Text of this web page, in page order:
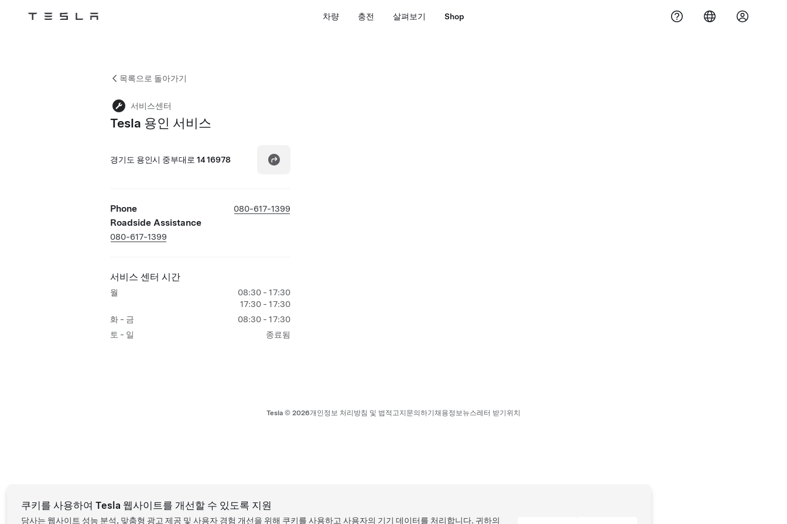
Tesla 차량 충전 살펴보기 Shop
목록으로 돌아가기
서비스센터
Tesla 용인 서비스
경기도 용인시 중부대로 14 16978
Phone 080-617-1399
Roadside Assistance
080-617-1399
서비스 센터 시간
월
08:30 - 17:30
17:30 - 17:30
화 - 금
08:30 - 17:30
토 - 일
종료됨
Tesla © 2026개인정보 처리방침 및 법적고지 문의하기 채용정보뉴스레터 받기 위치
쿠키를 사용하여 Tesla 웹사이트를 개선할 수 있도록 지원
당사는 웹사이트 성능 분석, 맞춤형 광고 제공 및 사용자 경험 개선을 위해 쿠키를 사용하고 사용자의 기기 데이터를 처리합니다. 귀하의